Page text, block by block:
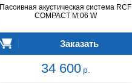
Пассивная акустическая система RCF
COMPACT M 06 W
Заказать
34 600 р.